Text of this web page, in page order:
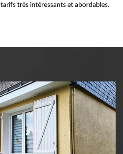
très intéressants et abordables.